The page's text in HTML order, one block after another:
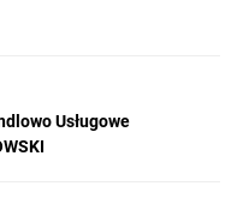
Usługowe